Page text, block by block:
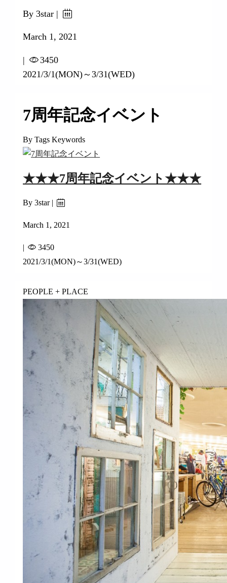
By 3star |
March 1, 2021
|
3450
2021/3/1(MON)～3/31(WED)
7周年記念イベント
By Tags Keywords
★★★7周年記念イベント★★★
By 3star |
March 1, 2021
|
3450
2021/3/1(MON)～3/31(WED)
PEOPLE + PLACE